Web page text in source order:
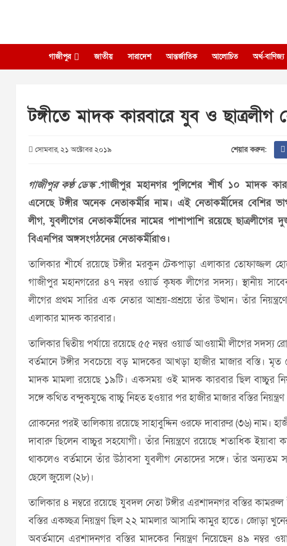
গাজীপুর জাতীয় সারাদেশ আন্তর্জাতিক আলোচিত অর্থ-বাণিজ্য
টঙ্গীতে মাদক কারবারে যুব ও ছাত্রলীগ
সোমবার, ২১ অক্টোবর ২০১৯ শেয়ার করুন:
গাজীপুর কণ্ঠ ডেস্ক :গাজীপুর মহানগর পুলিশের শীর্ষ ১০ মাদক
এসেছে টঙ্গীর অনেক নেতাকর্মীর নাম। এই নেতাকর্মীদের বেশির
লীগ, যুবলীগের নেতাকর্মীদের নামের পাশাপাশি রয়েছে
বিএনপির অঙ্গসংগঠনের নেতাকর্মীরাও।
তালিকার শীর্ষে রয়েছে টঙ্গীর মরকুন টেকপাড়া এলাকার তোফাজ্জল
গাজীপুর মহানগরের ৪৭ নম্বর ওয়ার্ড কৃষক লীগের সদস্য। স্থানীয়
লীগের প্রথম সারির এক নেতার আশ্রয়-প্রশ্রয়ে তাঁর উত্থান। তাঁর
এলাকার মাদক কারবার।
তালিকার দ্বিতীয় পর্যায়ে রয়েছে ৫৫ নম্বর ওয়ার্ড আওয়ামী লীগের সদস্য
বর্তমানে টঙ্গীর সবচেয়ে বড় মাদকের আখড়া হাজীর মাজার বস্তি।
মাদক মামলা রয়েছে ১৯টি। একসময় ওই মাদক কারবার ছিল বাচ্চুর
সঙ্গে কথিত বন্দুকযুদ্ধে বাচ্চু নিহত হওয়ার পর হাজীর মাজার বস্তির
রোকনের পরই তালিকায় রয়েছে সাহাবুদ্দিন ওরফে দাবারুর (৩৬) নাম।
দাবারু ছিলেন বাচ্চুর সহযোগী। তাঁর নিয়ন্ত্রণে রয়েছে শতাধিক ইয়াবা
থাকলেও বর্তমানে তাঁর উঠাবসা যুবলীগ নেতাদের সঙ্গে। তাঁর অন্যতম
ছেলে জুয়েল (২৮)।
তালিকার ৪ নম্বরে রয়েছে যুবদল নেতা টঙ্গীর এরশাদনগর বস্তির
বস্তির একচ্ছত্র নিয়ন্ত্রণ ছিল ২২ মামলার আসামি কামুর হাতে। জোড়া
অবর্তমানে এরশাদনগর বস্তির মাদকের নিয়ন্ত্রণ নিয়েছেন ৪৯ নম্বর